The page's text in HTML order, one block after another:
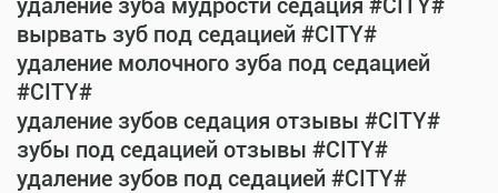
удаление зуба мудрости седация #CITY#
вырвать зуб под седацией #CITY#
удаление молочного зуба под седацией
#CITY#
удаление зубов седация отзывы #CITY#
зубы под седацией отзывы #CITY#
удаление зубов под седацией #CITY#